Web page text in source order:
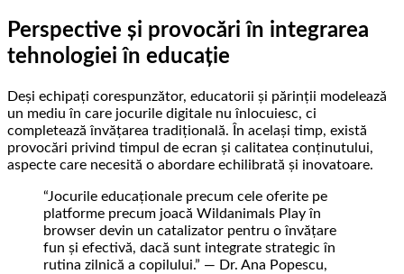
Perspective și provocări în integrarea
tehnologiei în educație
Deși echipați corespunzător, educatorii și părinții modelează
un mediu în care jocurile digitale nu înlocuiesc, ci
completează învățarea tradițională. În același timp, există
provocări privind timpul de ecran și calitatea conținutului,
aspecte care necesită o abordare echilibrată și inovatoare.
“Jocurile educaționale precum cele oferite pe
platforme precum joacă Wildanimals Play în
browser devin un catalizator pentru o învățare
fun și efectivă, dacă sunt integrate strategic în
rutina zilnică a copilului.” — Dr. Ana Popescu,